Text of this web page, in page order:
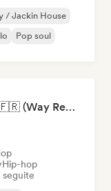
/ Jackin House
Pop soul
RAP FRANÇAIS 2026 🔥🇫🇷 (Way Records)
Hip-hop